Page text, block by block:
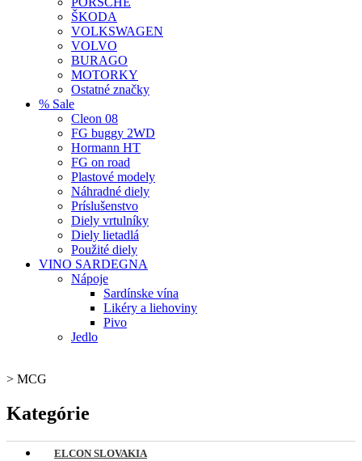
ŠKODA
VOLKSWAGEN
VOLVO
BURAGO
MOTORKY
Ostatné značky
% Sale
Cleon 08
FG buggy 2WD
Hormann HT
FG on road
Plastové modely
Náhradné diely
Príslušenstvo
Diely vrtulníky
Diely lietadlá
Použité diely
VINO SARDEGNA
Nápoje
Sardínske vína
Likéry a liehoviny
Pivo
Jedlo
> MCG
Kategórie
ELCON SLOVAKIA